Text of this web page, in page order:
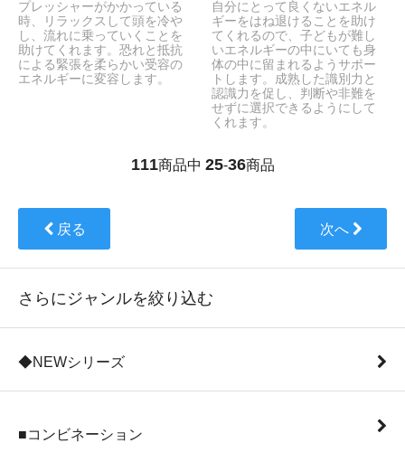
プレッシャーがかかっている
時、リラックスして頭を冷や
し、流れに乗っていくことを
助けてくれます。恐れと抵抗
による緊張を柔らかい受容の
エネルギーに変容します。
自分にとって良くないエネル
ギーをはね退けることを助け
てくれるので、子どもが難し
いエネルギーの中にいても身
体の中に留まれるようサポー
トします。成熟した識別力と
認識力を促し、判断や非難を
せずに選択できるようにして
くれます。
111商品中 25-36商品
戻る 次へ
さらにジャンルを絞り込む
◆NEWシリーズ
■コンビネーション